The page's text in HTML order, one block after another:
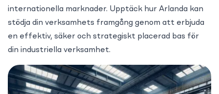
internationella marknader. Upptäck hur Arlanda kan
stödja din verksamhets framgång genom att erbjuda
en effektiv, säker och strategiskt placerad bas för
din industriella verksamhet.